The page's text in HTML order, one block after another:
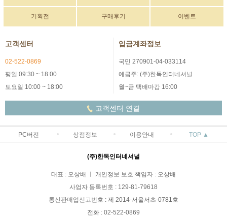
기획전 구매후기 이벤트
고객센터
02-522-0869
평일 09:30 ~ 18:00
토요일 10:00 ~ 18:00
입금계좌정보
국민 270901-04-033114
예금주: (주)한독인터네셔널
월~금 택배마감 16:00
고객센터 연결
PC버전 상점정보 이용안내 TOP ▲
(주)한독인터네셔널
대표 : 오상배 ㅣ 개인정보 보호 책임자 : 오상배
사업자 등록번호 : 129-81-79618
통신판매업신고번호 : 제 2014-서울서초-0781호
전화 : 02-522-0869